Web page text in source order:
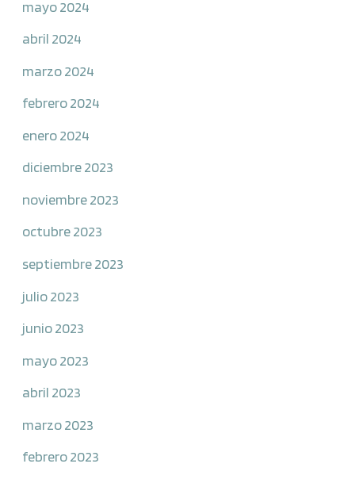
mayo 2024
abril 2024
marzo 2024
febrero 2024
enero 2024
diciembre 2023
noviembre 2023
octubre 2023
septiembre 2023
julio 2023
junio 2023
mayo 2023
abril 2023
marzo 2023
febrero 2023